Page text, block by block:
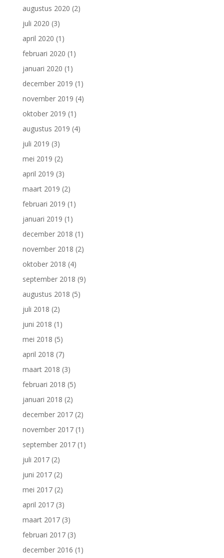
augustus 2020 (2)
juli 2020 (3)
april 2020 (1)
februari 2020 (1)
januari 2020 (1)
december 2019 (1)
november 2019 (4)
oktober 2019 (1)
augustus 2019 (4)
juli 2019 (3)
mei 2019 (2)
april 2019 (3)
maart 2019 (2)
februari 2019 (1)
januari 2019 (1)
december 2018 (1)
november 2018 (2)
oktober 2018 (4)
september 2018 (9)
augustus 2018 (5)
juli 2018 (2)
juni 2018 (1)
mei 2018 (5)
april 2018 (7)
maart 2018 (3)
februari 2018 (5)
januari 2018 (2)
december 2017(2)
november 2017(1)
september 2017(1)
juli 2017(2)
juni 2017(2)
mei 2017(2)
april 2017(3)
maart 2017(3)
februari 2017(3)
december 2016 (1)